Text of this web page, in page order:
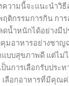
วามนี้จะแนะนำวิ
ติกรรมการกิน กา
น้ำหนักได้อย่างมี
มอาหารอย่างชา
บบสุขภาพดี แต่ไม่
นการเลือกรับปร
ลือกอาหารที่มีคุณ